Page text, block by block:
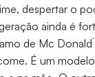
despertar o
ainda é
de Mc
É um